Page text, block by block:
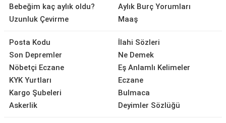
Bebeğim kaç aylık oldu?
Uzunluk Çevirme
Aylık Burç Yorumları
Maaş
Posta Kodu
Son Depremler
Nöbetçi Eczane
KYK Yurtları
Kargo Şubeleri
Askerlik
İlahi Sözleri
Ne Demek
Eş Anlamlı Kelimeler
Eczane
Bulmaca
Deyimler Sözlüğü